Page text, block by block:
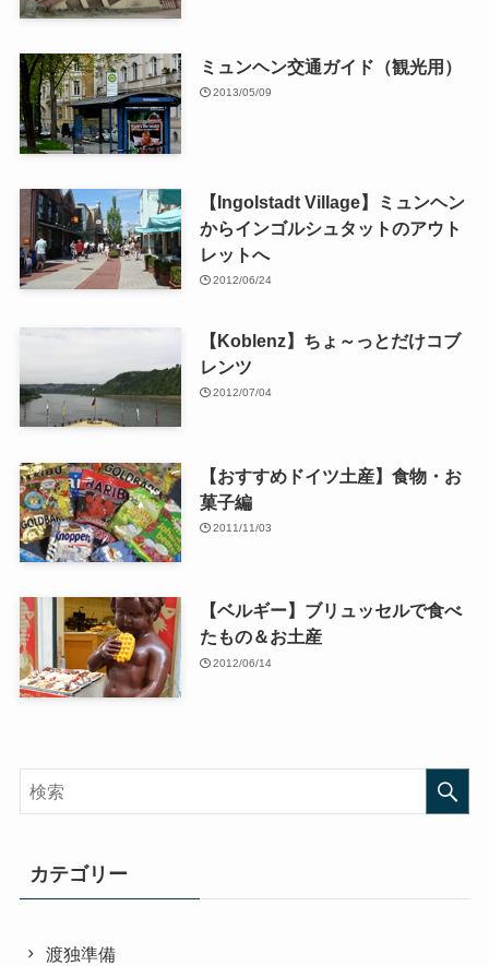
ミュンヘン交通ガイド（観光用）
2013/05/09
【Ingolstadt Village】ミュンヘン
からインゴルシュタットのアウト
レットへ
2012/06/24
【Koblenz】ちょ～っとだけコブ
レンツ
2012/07/04
【おすすめドイツ土産】食物・お
菓子編
2011/11/03
【ベルギー】ブリュッセルで食べ
たもの＆お土産
2012/06/14
カテゴリー
渡独準備